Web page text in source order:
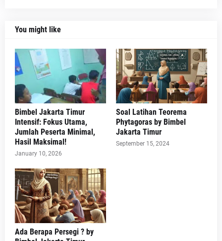
You might like
Bimbel Jakarta Timur
Intensif: Fokus Utama,
Jumlah Peserta Minimal,
Hasil Maksimal!
January 10, 2026
Soal Latihan Teorema
Phytagoras by Bimbel
Jakarta Timur
September 15, 2024
Ada Berapa Persegi ? by